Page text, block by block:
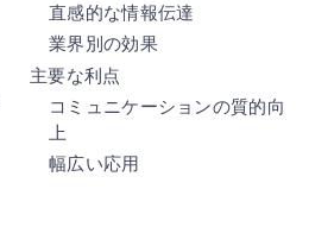
直感的な情報伝達
業界別の効果
主要な利点
コミュニケーションの質的向
上
幅広い応用